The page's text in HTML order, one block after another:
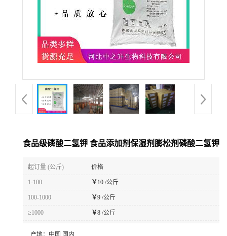
食品级磷酸二氢钾 食品添加剂保湿剂膨松剂磷酸二氢钾
起订量 (公斤) 价格
1-100 ￥ 10 /公斤
100-1000 ￥9 /公斤
≥1000 ￥8 /公斤